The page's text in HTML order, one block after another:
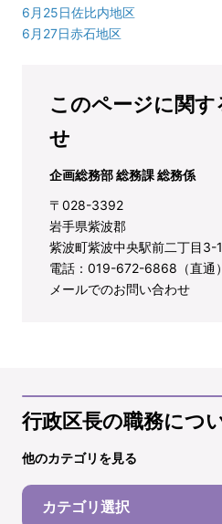
6月25日佐比内地区
6月27日赤石地区
このページに関
せ
企画総務部 総務課 総務係
〒028-3392
岩手県紫波郡
紫波町紫波中央駅前二丁目3-1
電話：019-672-6868（直通）
メールでのお問い合わせ
行政区長の職務につ
他のカテゴリを見る
カテゴリ選択